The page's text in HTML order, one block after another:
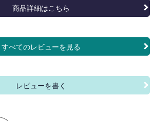
商品詳細はこちら
すべてのレビューを見る
レビューを書く